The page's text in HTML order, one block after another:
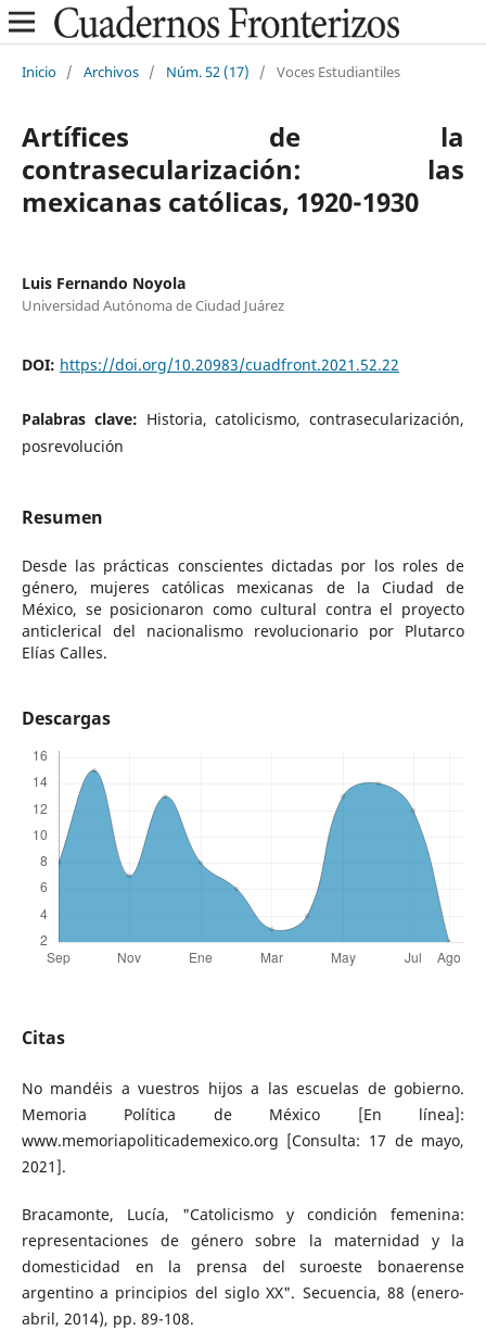
Inicio / Archivos / Núm. 52 (17) / Voces Estudiantiles
Artífices de la
contrasecularización: las
mexicanas católicas, 1920-1930
Luis Fernando Noyola
Universidad Autónoma de Ciudad Juárez
DOI: https://doi.org/10.20983/cuadfront.2021.52.22
Palabras clave: Historia, catolicismo, contrasecularización,
posrevolución
Resumen
Desde las prácticas conscientes dictadas por los roles de
género, mujeres católicas mexicanas de la Ciudad de
México, se posicionaron como cultural contra el proyecto
anticlerical del nacionalismo revolucionario por Plutarco
Elías Calles.
Descargas
Citas
No mandéis a vuestros hijos a las escuelas de gobierno.
Memoria Política de México [En línea]:
www.memoriapoliticademexico.org [Consulta: 17 de mayo,
2021].
Bracamonte, Lucía, "Catolicismo y condición femenina:
representaciones de género sobre la maternidad y la
domesticidad en la prensa del suroeste bonaerense
argentino a principios del siglo XX". Secuencia, 88 (enero-
abril, 2014), pp. 89-108.